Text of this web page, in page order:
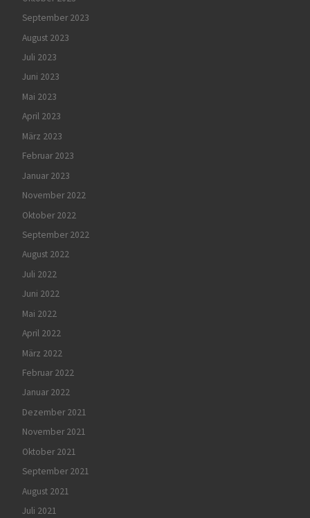
September 2023
August 2023
Juli 2023
Juni 2023
Mai 2023
April 2023
März 2023
Februar 2023
Januar 2023
November 2022
Oktober 2022
September 2022
August 2022
Juli 2022
Juni 2022
Mai 2022
April 2022
März 2022
Februar 2022
Januar 2022
Dezember 2021
November 2021
Oktober 2021
September 2021
August 2021
Juli 2021